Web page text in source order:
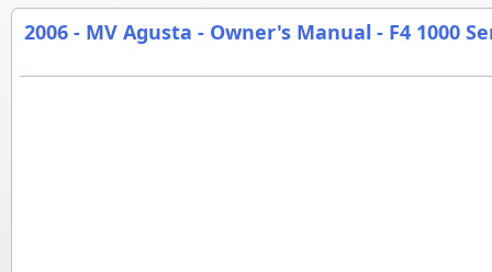
2006 - MV Agusta - Owner's Manual - F4 1000